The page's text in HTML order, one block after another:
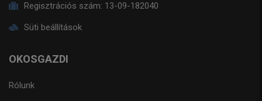
Regisztrációs szám: 13-09-182040
Süti beállítások
OKOSGAZDI
Rólunk